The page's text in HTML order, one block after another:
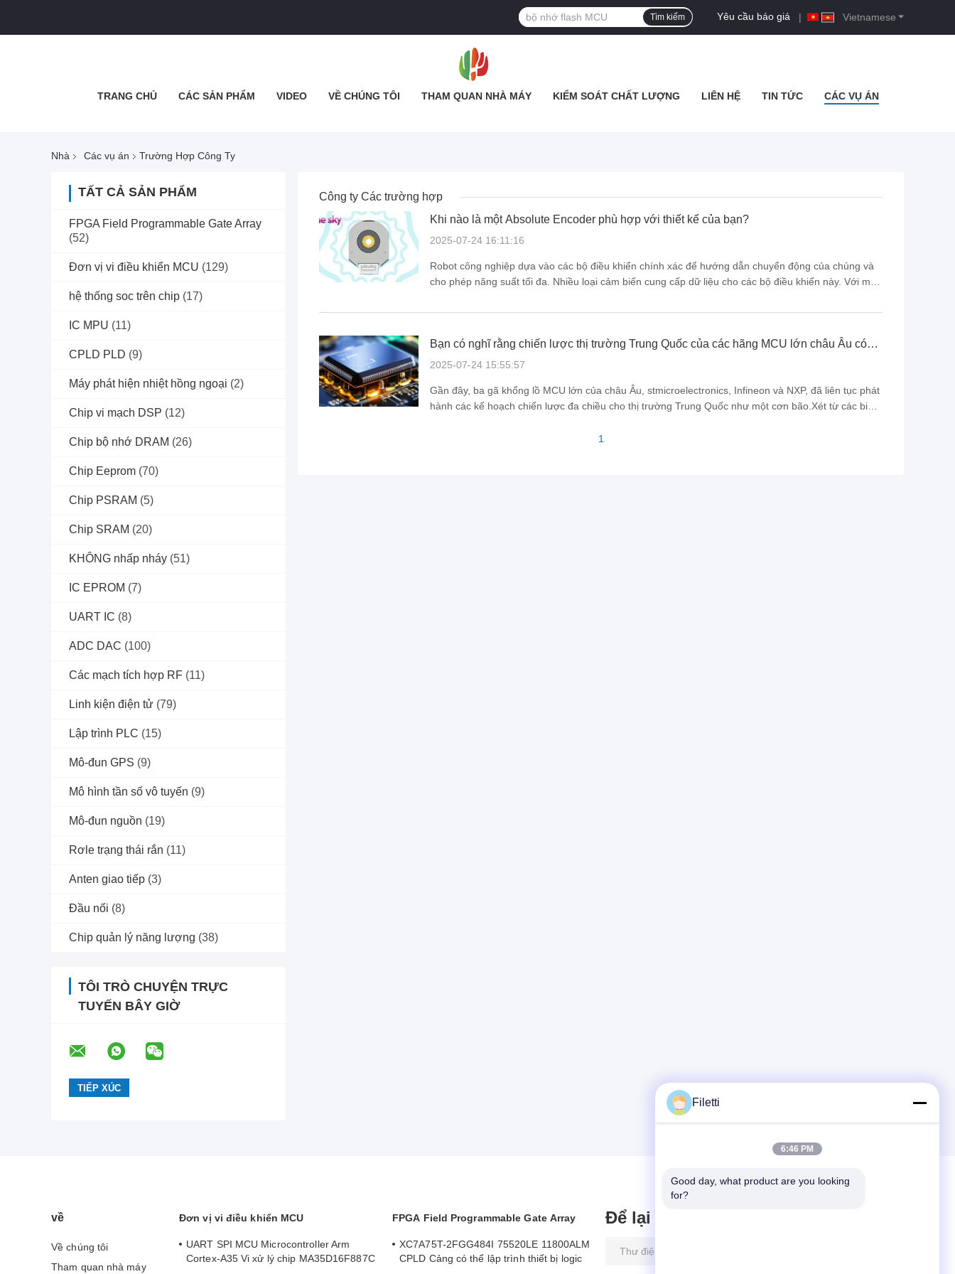
Vietnamese
Yêu cầu báo giá |
Tìm kiếm
TRANG CHỦ CÁC SẢN PHẨM VIDEO VỀ CHÚNG TÔI THAM QUAN NHÀ MÁY KIỂM SOÁT CHẤT LƯỢNG LIÊN HỆ TIN TỨC CÁC VỤ ÁN
Nhà Các vụ án Trường Hợp Công Ty
TẤT CẢ SẢN PHẨM
FPGA Field Programmable Gate Array
(52)
Đơn vị vi điều khiển MCU (129)
hệ thống soc trên chip (17)
IC MPU (11)
CPLD PLD (9)
Máy phát hiện nhiệt hồng ngoại (2)
Chip vi mạch DSP (12)
Chip bộ nhớ DRAM (26)
Chip Eeprom (70)
Chip PSRAM (5)
Chip SRAM (20)
KHÔNG nhấp nháy (51)
IC EPROM (7)
UART IC (8)
ADC DAC (100)
Các mạch tích hợp RF (11)
Linh kiện điện tử (79)
Lập trình PLC (15)
Mô-đun GPS (9)
Mô hình tần số vô tuyến (9)
Mô-đun nguồn (19)
Rơle trạng thái rắn (11)
Anten giao tiếp (3)
Đầu nối (8)
Chip quản lý năng lượng (38)
TÔI TRÒ CHUYỆN TRỰC
TUYẾN BÂY GIỜ
Công ty Các trường hợp
Khi nào là một Absolute Encoder phù hợp với thiết kế của bạn?
2025-07-24 16:11:16
Robot công nghiệp dựa vào các bộ điều khiển chính xác để hướng dẫn chuyển động của chúng và
cho phép năng suất tối đa. Nhiều loại cảm biến cung cấp dữ liệu cho các bộ điều khiển này. Với mục
khám phá sự ...
Bạn có nghĩ rằng chiến lược thị trường Trung Quốc của các hãng MCU lớn châu Âu có
triển vọng không?
2025-07-24 15:55:57
Gần đây, ba gã khổng lồ MCU lớn của châu Âu, stmicroelectronics, Infineon và NXP, đã liên tục phát
hành các kế hoạch chiến lược đa chiều cho thị trường Trung Quốc như một cơn bão.Xét từ các biện
1
về
Về chúng tôi
Tham quan nhà máy
Đơn vị vi điều khiển MCU
UART SPI MCU Microcontroller Arm
Cortex-A35 Vi xử lý chip MA35D16F887C
FPGA Field Programmable Gate Array
XC7A75T-2FGG484I 75520LE 11800ALM
CPLD Cảng có thể lập trình thiết bị logic
Để lại tin nhắn
Filetti
6:46 PM
Good day, what product are you looking
for?